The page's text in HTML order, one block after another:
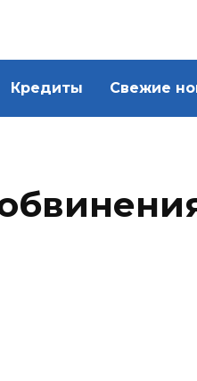
Кредиты Свежие